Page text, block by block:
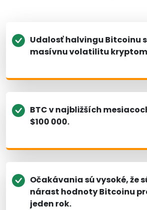
Udalosť halvingu Bitcoinu
masívnu volatilitu
BTC v najbližších
$100 000.
Očakávania sú vysoké, že
nárast hodnoty Bitcoinu
jeden rok.